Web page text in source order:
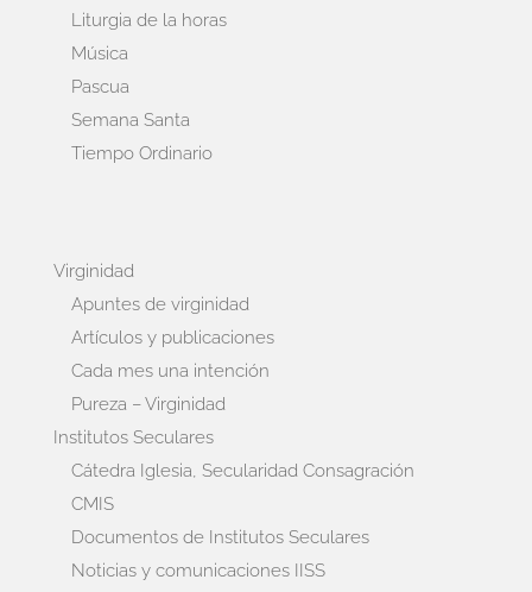
Liturgia de la horas
Música
Pascua
Semana Santa
Tiempo Ordinario
Virginidad
Apuntes de virginidad
Artículos y publicaciones
Cada mes una intención
Pureza – Virginidad
Institutos Seculares
Cátedra Iglesia, Secularidad Consagración
CMIS
Documentos de Institutos Seculares
Noticias y comunicaciones IISS